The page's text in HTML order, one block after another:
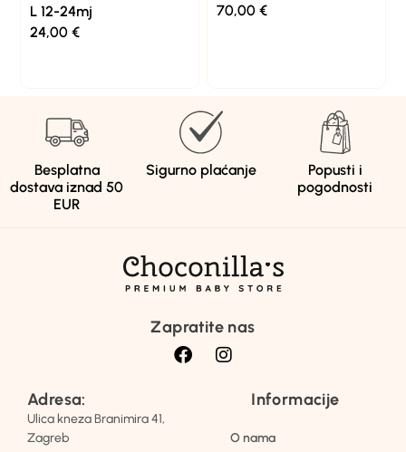
L 12-24mj
24,00€
70,00 €
Besplatna
dostava iznad 50
EUR
Sigurno plaćanje
Popusti i
pogodnosti
Zapratite nas
Adresa:
Ulica kneza Branimira 41,
Zagreb
Informacije
O nama